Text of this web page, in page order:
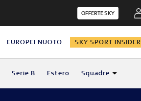
OFFERTE SKY
EUROPEI NUOTO SKY SPORT INSIDER
Serie B Estero Squadre